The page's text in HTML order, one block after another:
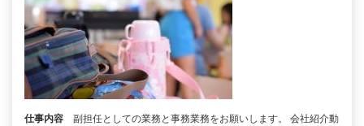
仕事内容
副担任としての業務と事務業務をお願いします。 会社紹介動